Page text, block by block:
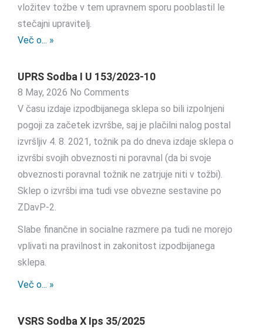
vložitev tožbe v tem upravnem sporu pooblastil le
stečajni upravitelj.
Več o... »
UPRS Sodba I U 153/2023-10
8 May, 2026 No Comments
V času izdaje izpodbijanega sklepa so bili izpolnjeni
pogoji za začetek izvršbe, saj je plačilni nalog postal
izvršljiv 4. 8. 2021, tožnik pa do dneva izdaje sklepa o
izvršbi svojih obveznosti ni poravnal (da bi svoje
obveznosti poravnal tožnik ne zatrjuje niti v tožbi).
Sklep o izvršbi ima tudi vse obvezne sestavine po
ZDavP-2.
Slabe finančne in socialne razmere pa tudi ne morejo
vplivati na pravilnost in zakonitost izpodbijanega
sklepa.
Več o... »
VSRS Sodba X Ips 35/2025